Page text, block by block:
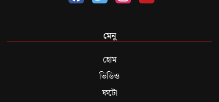
মেনু
হোম
ভিডিও
ফটো